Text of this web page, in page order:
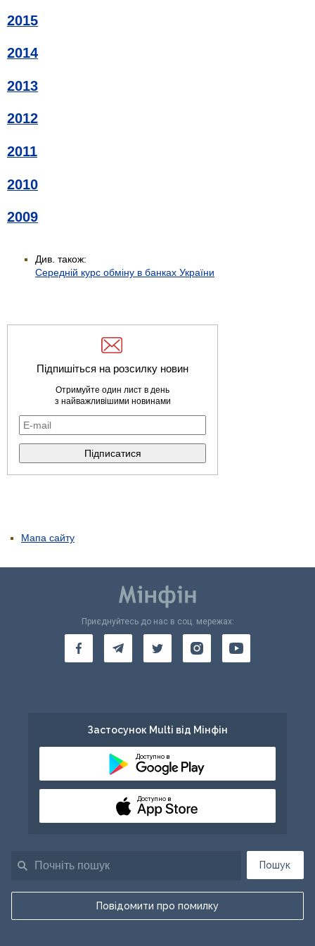
2015
2014
2013
2012
2011
2010
2009
Див. також:
Середній курс обміну в банках України
Підпишіться на розсилку новин
Отримуйте один лист в день
з найважливішими новинами
Мапа сайту
Пошук
Повідомити про помилку
Приєднуйтесь до нас в соц. мережах:
Застосунок Multi від Мінфін
Доступно в
Доступно в